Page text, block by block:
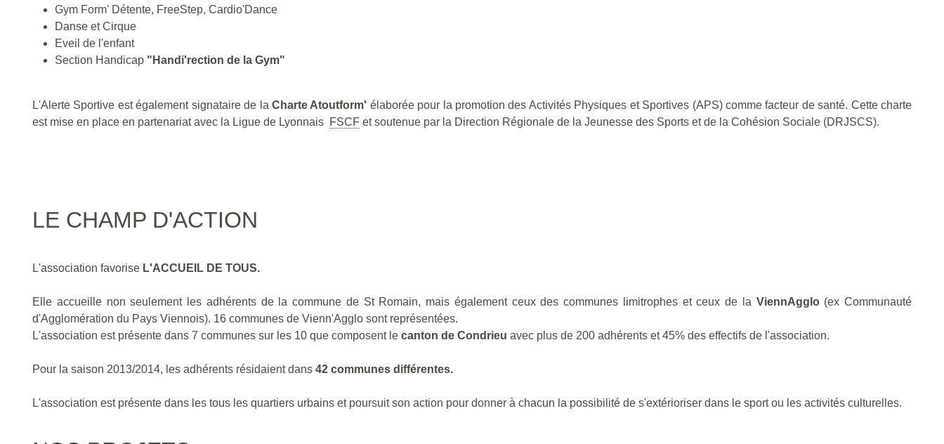
Gym Form' Détente, FreeStep, Cardio'Dance
Danse et Cirque
Eveil de l'enfant
Section Handicap "Handi'rection de la Gym"
L'Alerte Sportive est également signataire de la Charte Atoutform' élaborée pour la promotion des Activités Physiques et Sportives (APS) comme facteur de santé. Cette charte
est mise en place en partenariat avec la Ligue de Lyonnais FSCF et soutenue par la Direction Régionale de la Jeunesse des Sports et de la Cohésion Sociale (DRJSCS).
LE CHAMP D'ACTION
L'association favorise L'ACCUEIL DE TOUS.
Elle accueille non seulement les adhérents de la commune de St Romain, mais également ceux des communes limitrophes et ceux de la ViennAgglo(ex Communauté
d'Agglomération du Pays Viennois). 16 communes de Vienn'Agglo sont représentées.
L'association est présente dans 7 communes sur les 10 que composent le canton de Condrieu avec plus de 200 adhérents et 45% des effectifs de l'association.
Pour la saison 2013/2014, les adhérents résidaient dans 42 communes différentes.
L'association est présente dans les tous les quartiers urbains et poursuit son action pour donner à chacun la possibilité de s'extérioriser dans le sport ou les activités culturelles.